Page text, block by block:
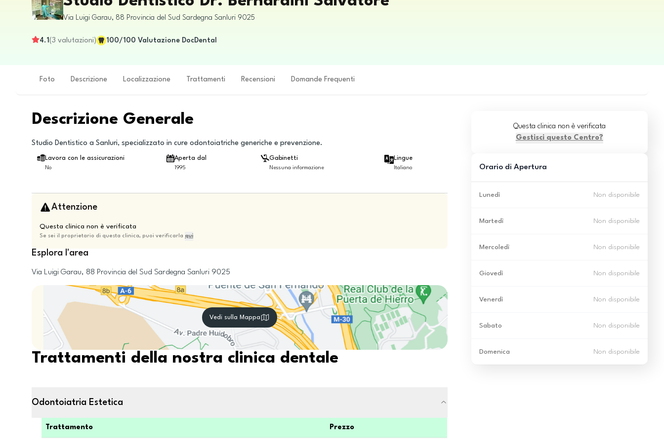
Via Luigi Garau, 88 Provincia del Sud Sardegna Sanluri 9025
4.1 (3 valutazioni) 100/100 Valutazione DocDental
Foto Descrizione Localizzazione Trattamenti Recensioni Domande Frequenti
Descrizione Generale
Studio Dentistico a Sanluri, specializzato in cure odontoiatriche generiche e prevenzione.
Lavora con le assicurazioni
No
Aperta dal
1995
Gabinetti
Nessuna informazione
Lingue
Italiano
Attenzione
Questa clinica non è verificata
Se sei il proprietario di questa clinica, puoi verificarla qui
Esplora l'area
Via Luigi Garau, 88 Provincia del Sud Sardegna Sanluri 9025
Vedi sulla Mappa
Trattamenti della nostra clinica dentale
Odontoiatria Estetica
Trattamento Prezzo
Questa clinica non è verificata
Gestisci questo Centro?
Orario di Apertura
Lunedì Non disponibile
Martedì Non disponibile
Mercoledì Non disponibile
Giovedì Non disponibile
Venerdì Non disponibile
Sabato Non disponibile
Domenica Non disponibile